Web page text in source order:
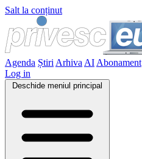
Salt la conținut
Agenda Știri Arhiva AI Abonament
Log in
Deschide meniul principal